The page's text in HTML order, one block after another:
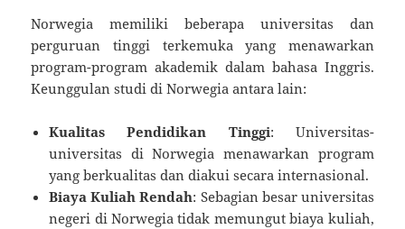
Norwegia memiliki beberapa universitas dan
perguruan tinggi terkemuka yang menawarkan
program-program akademik dalam bahasa Inggris.
Keunggulan studi di Norwegia antara lain:
Kualitas Pendidikan Tinggi: Universitas-
universitas di Norwegia menawarkan program
yang berkualitas dan diakui secara internasional.
Biaya Kuliah Rendah: Sebagian besar universitas
negeri di Norwegia tidak memungut biaya kuliah,